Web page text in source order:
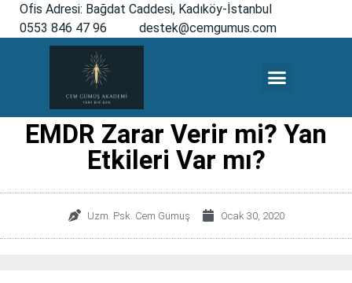
Ofis Adresi: Bağdat Caddesi, Kadıköy-İstanbul
0553 846 47 96
destek@cemgumus.com
EMDR Zarar Verir mi? Yan
Etkileri Var mı?
Uzm. Psk. Cem Gümüş Ocak 30, 2020